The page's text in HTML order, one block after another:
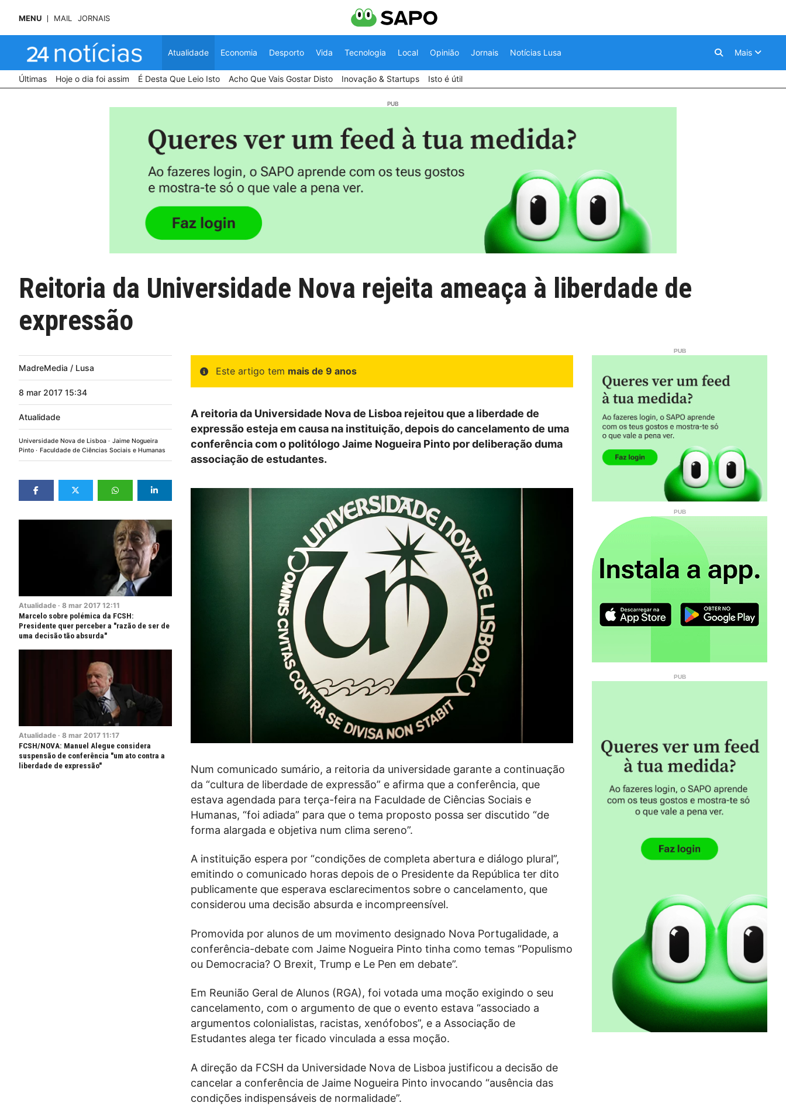
MENU MAIL JORNAIS
Atualidade Economia Desporto Vida Tecnologia Local Opinião Jornais Notícias Lusa Mais
Últimas Hoje o dia foi assim É Desta Que Leio Isto Acho Que Vais Gostar Disto Inovação & Startups Isto é útil
Reitoria da Universidade Nova rejeita ameaça à liberdade de
expressão
MadreMedia / Lusa
8 mar 2017 15:34
Atualidade
Universidade Nova de Lisboa
Jaime Nogueira
Pinto
Faculdade de Ciências Sociais e Humanas
Atualidade · 8 mar 2017 12:11
Marcelo sobre polémica da FCSH:
Presidente quer perceber a "razão de ser de
uma decisão tão absurda"
Atualidade · 8 mar 2017 11:17
FCSH/NOVA: Manuel Alegue considera
suspensão de conferência "um ato contra a
liberdade de expressão"
Este artigo tem mais de 9 anos
A reitoria da Universidade Nova de Lisboa rejeitou que a liberdade de
expressão esteja em causa na instituição, depois do cancelamento de uma
conferência com o politólogo Jaime Nogueira Pinto por deliberação duma
associação de estudantes.
Num comunicado sumário, a reitoria da universidade garante a continuação
da “cultura de liberdade de expressão” e afirma que a conferência, que
estava agendada para terça-feira na Faculdade de Ciências Sociais e
Humanas, “foi adiada” para que o tema proposto possa ser discutido “de
forma alargada e objetiva num clima sereno”.
A instituição espera por “condições de completa abertura e diálogo plural”,
emitindo o comunicado horas depois de o Presidente da República ter dito
publicamente que esperava esclarecimentos sobre o cancelamento, que
considerou uma decisão absurda e incompreensível.
Promovida por alunos de um movimento designado Nova Portugalidade, a
conferência-debate com Jaime Nogueira Pinto tinha como temas “Populismo
ou Democracia? O Brexit, Trump e Le Pen em debate”.
Em Reunião Geral de Alunos (RGA), foi votada uma moção exigindo o seu
cancelamento, com o argumento de que o evento estava “associado a
argumentos colonialistas, racistas, xenófobos”, e a Associação de
Estudantes alega ter ficado vinculada a essa moção.
A direção da FCSH da Universidade Nova de Lisboa justificou a decisão de
cancelar a conferência de Jaime Nogueira Pinto invocando “ausência das
condições indispensáveis de normalidade”.